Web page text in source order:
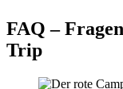
FAQ –
Trip